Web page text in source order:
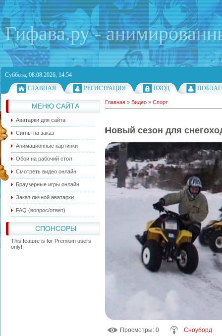
Гифава.ру -
Суббота, 08.08.2026, 14:54
ГЛАВНАЯ
РЕГИСТРАЦИЯ ВХОД
МЕНЮ САЙТА
Аватарки для сайта
Сигны на заказ
Анимационные картинки
Обои на рабочий стол
Смотреть видео онлайн
Браузерные игры онлайн
Заказ личной аватарки
FAQ (вопрос/ответ)
СПОНСОРЫ
This feature is for Premium users
only!
Главная » Видео » Спорт
Новый сезон для
Просмотры: 0 Сноуборд